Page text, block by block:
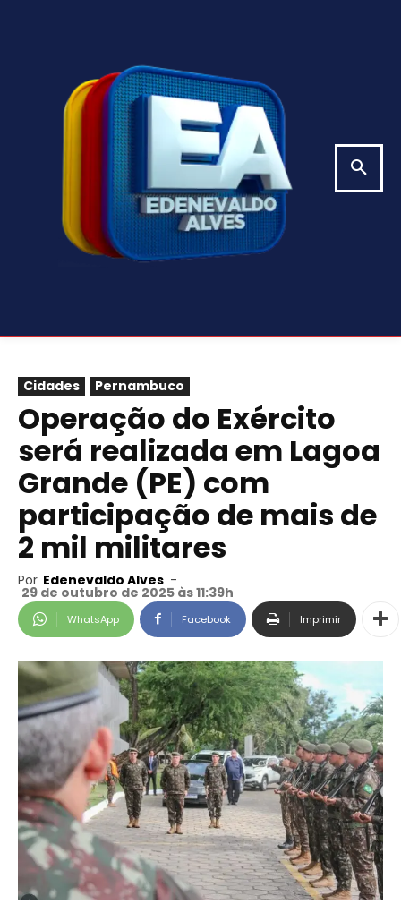
Cidades Pernambuco
Operação do Exército
será realizada em Lagoa
Grande (PE) com
participação de mais de
2 mil militares
Por Edenevaldo Alves -
29 de outubro de 2025 às 11:39h
WhatsApp Facebook Imprimir